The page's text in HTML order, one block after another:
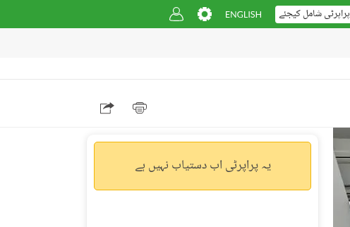
پراپرٹی شامل کیجئے
یہ پراپرٹی اب دستیاب نہیں ہے